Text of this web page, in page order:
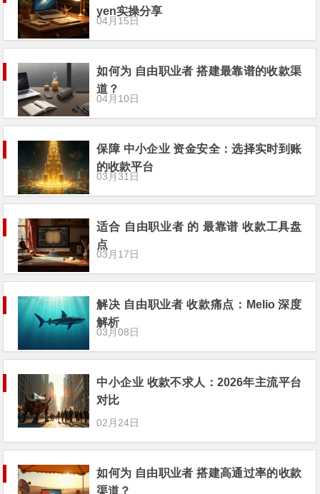
yen实操分享
04月15日
如何为 自由职业者 搭建最靠谱的收款渠
道？
04月10日
保障 中小企业 资金安全：选择实时到账
的收款平台
03月31日
适合 自由职业者 的 最靠谱 收款工具盘
点
03月17日
解决 自由职业者 收款痛点：Melio 深度
解析
03月08日
中小企业 收款不求人：2026年主流平台
对比
02月24日
如何为 自由职业者 搭建高通过率的收款
渠道？